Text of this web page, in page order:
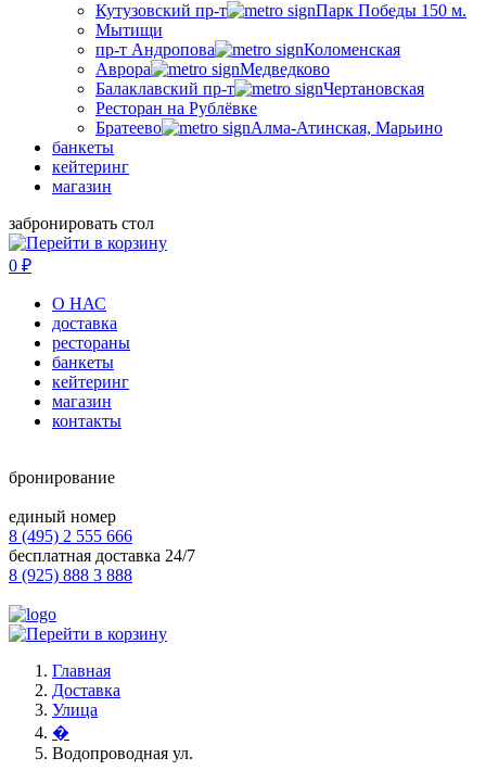
Кутузовский пр-т
Парк Победы 150 м.
Мытищи
пр-т Андропова
Коломенская
Аврора
Медведково
Балаклавский пр-т
Чертановская
Ресторан на Рублёвке
Братеево
Алма-Атинская, Марьино
банкеты
кейтеринг
магазин
забронировать стол
0 ₽
О НАС
доставка
рестораны
банкеты
кейтеринг
магазин
контакты
бронирование
единый номер
8 (495) 2 555 666
бесплатная доставка 24/7
8 (925) 888 3 888
Главная
Доставка
Улица
�
Водопроводная ул.